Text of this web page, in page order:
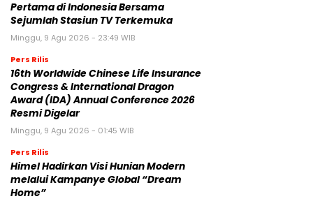
Pertama di Indonesia Bersama
Sejumlah Stasiun TV Terkemuka
Minggu, 9 Agu 2026 - 23:49 WIB
Pers Rilis
16th Worldwide Chinese Life Insurance
Congress & International Dragon
Award (IDA) Annual Conference 2026
Resmi Digelar
Minggu, 9 Agu 2026 - 01:45 WIB
Pers Rilis
Himel Hadirkan Visi Hunian Modern
melalui Kampanye Global “Dream
Home”